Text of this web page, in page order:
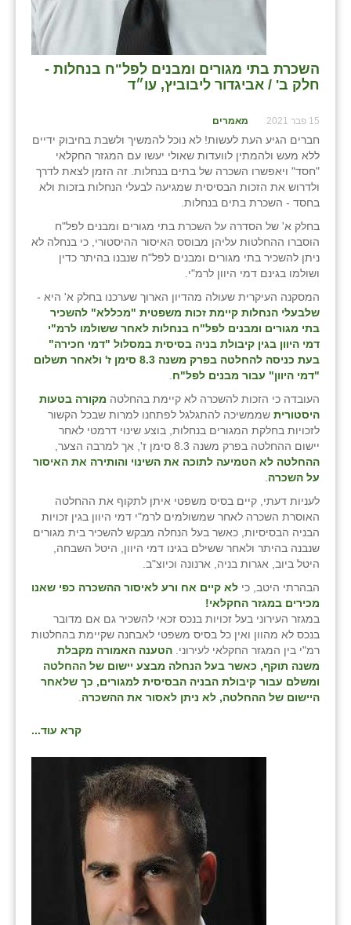
השכרת בתי מגורים ומבנים לפל"ח בנחלות -
חלק ב' / אביגדור ליבוביץ, עו״ד
15 פבר 2021 מאמרים
חברים הגיע העת לעשות! לא נוכל להמשיך ולשבת בחיבוק ידיים
ללא מעש ולהמתין לוועדות שאולי יעשו עם המגזר החקלאי
"חסד" ויאפשרו השכרה של בתים בנחלות. זה הזמן לצאת לדרך
ולדרוש את הזכות הבסיסית שמגיעה לבעלי הנחלות בזכות ולא
בחסד - השכרת בתים בנחלות.
בחלק א' של הסדרה על השכרת בתי מגורים ומבנים לפל"ח
הוסברו ההחלטות עליהן מבוסס האיסור ההיסטורי, כי בנחלה לא
ניתן להשכיר בתי מגורים ומבנים לפל"ח שנבנו בהיתר כדין
ושולמו בגינם דמי היוון לרמ"י.
המסקנה העיקרית שעולה מהדיון הארוך שערכנו בחלק א' היא -
שלבעלי הנחלות קיימת זכות משפטית "מכללא" להשכיר
בתי מגורים ומבנים לפל"ח בנחלות לאחר ששולמו לרמ"י
דמי היוון בגין קיבולת בניה בסיסית במסלול "דמי חכירה"
בעת כניסה להחלטה בפרק משנה 8.3 סימן ז' ולאחר תשלום
"דמי היוון" עבור מבנים לפל"ח
העובדה כי הזכות להשכרה לא קיימת בהחלטה מקורה בטעות
היסטורית שממשיכה להתגלגל לפתחנו למרות שבכל הקשור
לזכויות בחלקת המגורים בנחלות, בוצע שינוי דרמטי לאחר
יישום ההחלטה בפרק משנה 8.3 סימן ז', אך למרבה הצער,
ההחלטה לא הטמיעה לתוכה את השינוי והותירה את האיסור
על השכרה
לעניות דעתי, קיים בסיס משפטי איתן לתקוף את ההחלטה
האוסרת השכרה לאחר שמשולמים לרמ"י דמי היוון בגין זכויות
הבניה הבסיסיות, כאשר בעל הנחלה מבקש להשכיר בית מגורים
שנבנה בהיתר ולאחר ששילם בגינו דמי היוון, היטל השבחה,
היטל ביוב, אגרות בניה, ארנונה וכיוצ"ב.
הבהרתי היטב, כי לא קיים אח ורע לאיסור ההשכרה כפי שאנו
מכירים במגזר החקלאי!
במגזר העירוני בעל זכויות בנכס זכאי להשכיר גם אם מדובר
בנכס לא מהוון ואין כל בסיס משפטי לאבחנה שקיימת בהחלטות
רמ"י בין המגזר החקלאי לעירוני. הטענה האמורה מקבלת
משנה תוקף, כאשר בעל הנחלה מבצע יישום של ההחלטה
ומשלם עבור קיבולת הבניה הבסיסית למגורים, כך שלאחר
היישום של ההחלטה, לא ניתן לאסור את ההשכרה
קרא עוד...